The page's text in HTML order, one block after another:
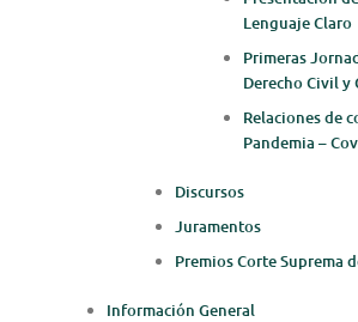
Lenguaje Claro
Primeras
Derecho Civil y
Relaciones de
Pandemia –
Discursos
Juramentos
Premios Corte Suprema
Información General